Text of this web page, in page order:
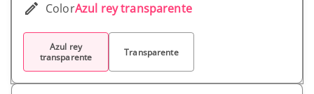
ColorAzul rey transparente
Azul rey
transparente
Transparente